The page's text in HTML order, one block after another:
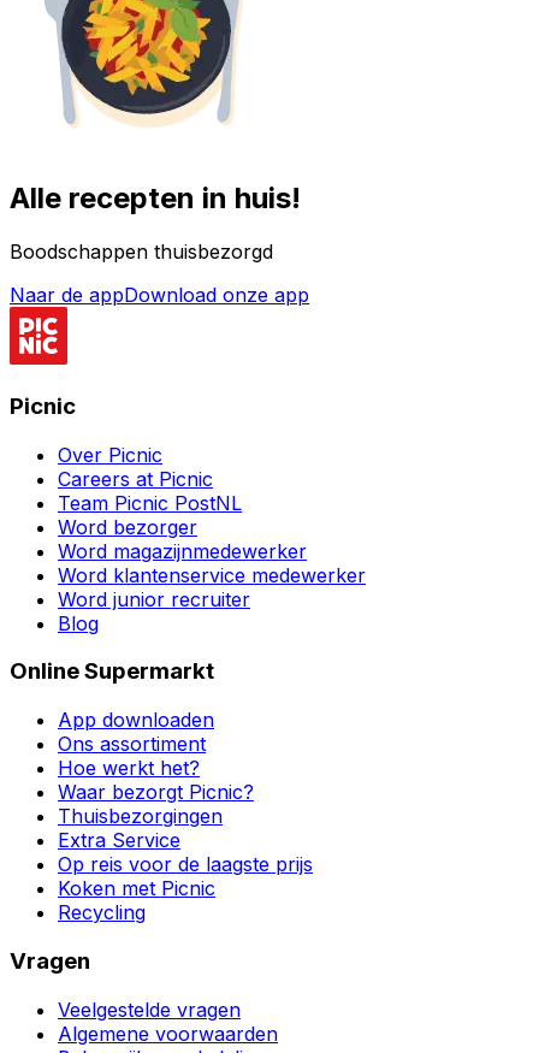
Alle recepten in huis!
Boodschappen thuisbezorgd
Naar de appDownload onze app
Picnic
Over Picnic
Careers at Picnic
Team Picnic PostNL
Word bezorger
Word magazijnmedewerker
Word klantenservice medewerker
Word junior recruiter
Blog
Online Supermarkt
App downloaden
Ons assortiment
Hoe werkt het?
Waar bezorgt Picnic?
Thuisbezorgingen
Extra Service
Op reis voor de laagste prijs
Koken met Picnic
Recycling
Vragen
Veelgestelde vragen
Algemene voorwaarden